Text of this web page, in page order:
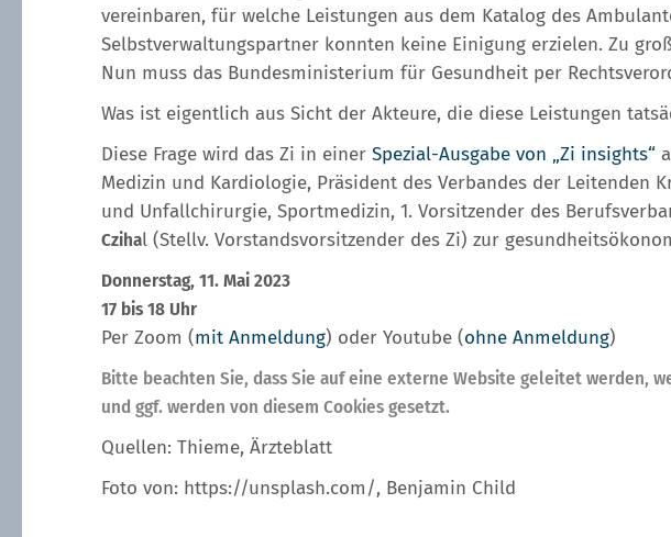
vereinbaren, für welche Leistungen aus dem Katalog des
Selbstverwaltungspartner konnten keine Einigung erzielen. Zu
Nun muss das Bundesministerium für Gesundheit per
Was ist eigentlich aus Sicht der Akteure, die diese Leistungen
Diese Frage wird das Zi in einer Spezial-Ausgabe von „Zi insights“
Medizin und Kardiologie, Präsident des Verbandes der Leitenden
und Unfallchirurgie, Sportmedizin, 1. Vorsitzender des
Czihal (Stellv. Vorstandsvorsitzender des Zi) zur
Donnerstag, 11. Mai 2023
17 bis 18 Uhr
Per Zoom (mit Anmeldung) oder Youtube (ohne Anmeldung)
Bitte beachten Sie, dass Sie auf eine externe Website geleitet werden,
und ggf. werden von diesem Cookies gesetzt.
Quellen: Thieme, Ärzteblatt
Foto von: https://unsplash.com/, Benjamin Child